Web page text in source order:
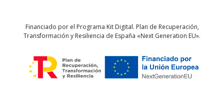
Financiado por el Programa Kit Digital. Plan de Recuperación,
Transformación y Resiliencia de España «Next Generation EU».